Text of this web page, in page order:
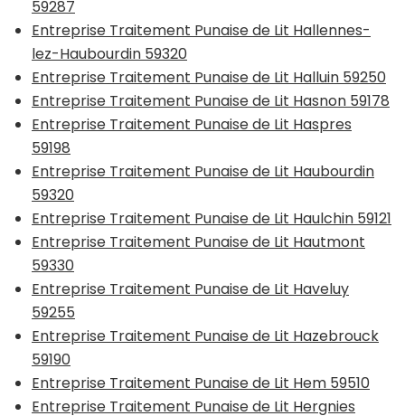
59287
Entreprise Traitement Punaise de Lit Hallennes-
lez-Haubourdin 59320
Entreprise Traitement Punaise de Lit Halluin 59250
Entreprise Traitement Punaise de Lit Hasnon 59178
Entreprise Traitement Punaise de Lit Haspres
59198
Entreprise Traitement Punaise de Lit Haubourdin
59320
Entreprise Traitement Punaise de Lit Haulchin 59121
Entreprise Traitement Punaise de Lit Hautmont
59330
Entreprise Traitement Punaise de Lit Haveluy
59255
Entreprise Traitement Punaise de Lit Hazebrouck
59190
Entreprise Traitement Punaise de Lit Hem 59510
Entreprise Traitement Punaise de Lit Hergnies